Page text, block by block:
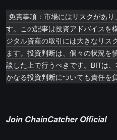
免責事項：市場にはリスクがあ
す。この記事は投資アドバイスを
ジタル資産の取引には大きなリス
ます。投資判断は、個々の状況を
談した上で行うべきです。BITは
Join ChainCatcher Official